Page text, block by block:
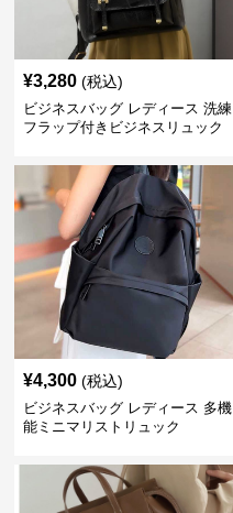
¥3,280 (税込)
ビジネスバッグ レディース 洗練
フラップ付きビジネスリュック
¥4,300 (税込)
ビジネスバッグ レディース 多機
能ミニマリストリュック